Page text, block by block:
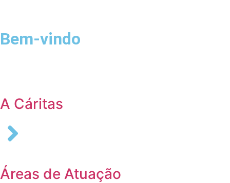
Bem-vindo
A Cáritas
Áreas de Atuação